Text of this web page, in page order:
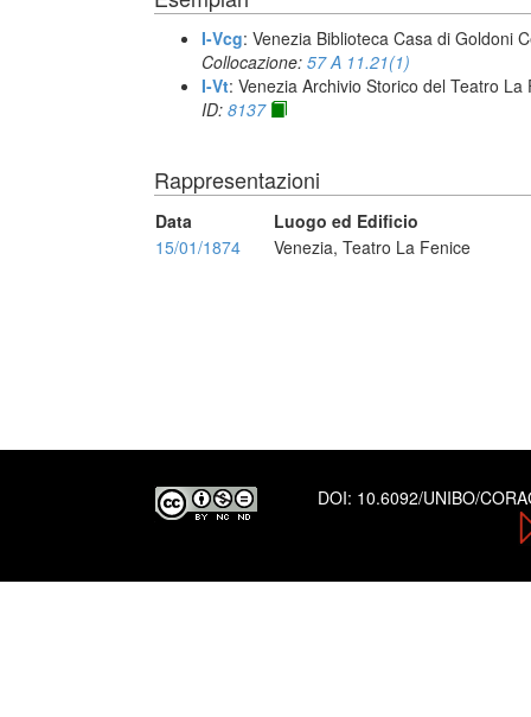
I-Vcg: Venezia Biblioteca Casa di Goldoni
Collocazione: 57 A 11.21(1)
I-Vt: Venezia Archivio Storico del Teatro La
ID: 8137
Rappresentazioni
Data
Luogo ed Edificio
15/01/1874
Venezia, Teatro La Fenice
DOI: 10.6092/UNIBO/